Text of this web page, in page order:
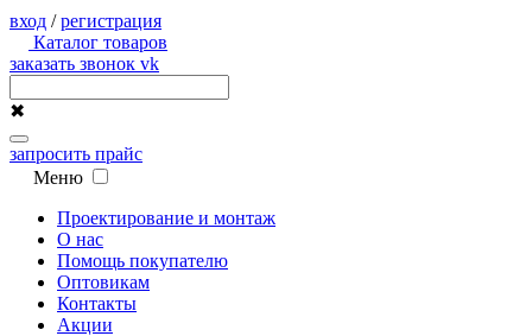
вход /регистрация
Каталог товаров
заказать звонок vk
✖
запросить прайс
Меню
Проектирование и монтаж
О нас
Помощь покупателю
Оптовикам
Контакты
Акции